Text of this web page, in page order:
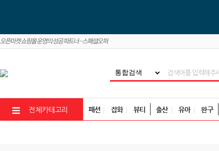
전체카테고리 패션 잡화 뷰티 출산 유아 완구